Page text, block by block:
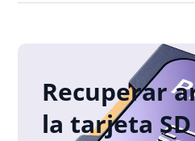
Recuperar
la tarjeta SD